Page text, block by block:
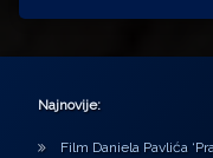
Najnovije:
Film Daniela Pavlića